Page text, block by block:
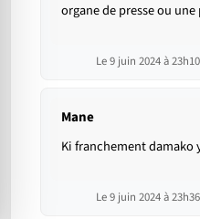
organe de presse ou
Le 9 juin 2024 à 23h10
Mane
Ki franchement damako
Le 9 juin 2024 à 23h36